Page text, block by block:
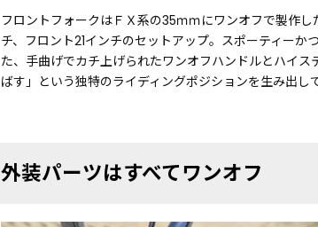
フロントフォークはＦＸ系の35ｍｍにワンオフで製作
チ、フロント21インチのセットアップ。スポーティー
た、手曲げでカチ上げられたワンオフハンドルとハイ
ばす」という独特のライディングポジションを生み出し
外装パーツはすべてワンオフ